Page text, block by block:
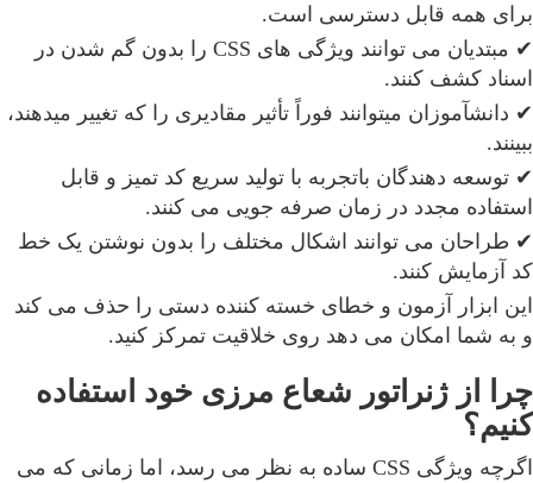
برای همه قابل دسترسی است.
✔ مبتدیان می توانند ویژگی های CSS را بدون گم شدن در
اسناد کشف کنند.
✔ دانشآموزان میتوانند فوراً تأثیر مقادیری را که تغییر میدهند،
ببینند.
✔ توسعه دهندگان باتجربه با تولید سریع کد تمیز و قابل
استفاده مجدد در زمان صرفه جویی می کنند.
✔ طراحان می توانند اشکال مختلف را بدون نوشتن یک خط
کد آزمایش کنند.
این ابزار آزمون و خطای خسته کننده دستی را حذف می کند
و به شما امکان می دهد روی خلاقیت تمرکز کنید.
چرا از ژنراتور شعاع مرزی خود استفاده
کنیم؟
اگرچه ویژگی CSS ساده به نظر می رسد، اما زمانی که می